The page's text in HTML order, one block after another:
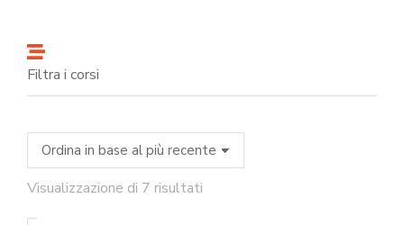
Filtra i corsi
Visualizzazione di 7 risultati